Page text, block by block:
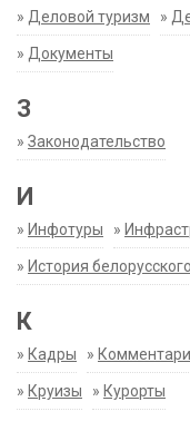
» Деловой туризм »
» Документы
З
» Законодательство
И
» Инфотуры »
» История
К
» Кадры »
» Круизы » Курорты